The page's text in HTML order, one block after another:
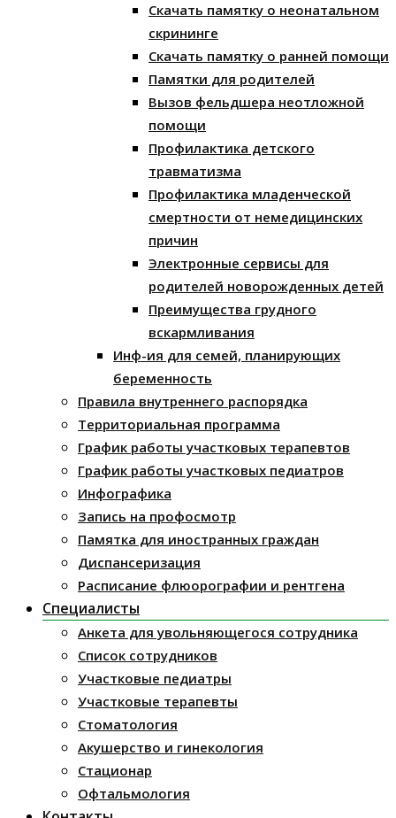
Скачать памятку о неонатальном
скрининге
Скачать памятку о ранней помощи
Памятки для родителей
Вызов фельдшера неотложной
помощи
Профилактика детского
травматизма
Профилактика младенческой
смертности от немедицинских
причин
Электронные сервисы для
родителей новорожденных детей
Преимущества грудного
вскармливания
Инф-ия для семей, планирующих
беременность
Правила внутреннего распорядка
Территориальная программа
График работы участковых терапевтов
График работы участковых педиатров
Инфографика
Запись на профосмотр
Памятка для иностранных граждан
Диспансеризация
Расписание флюорографии и рентгена
Специалисты
Анкета для увольняющегося сотрудника
Список сотрудников
Участковые педиатры
Участковые терапевты
Стоматология
Акушерство и гинекология
Стационар
Офтальмология